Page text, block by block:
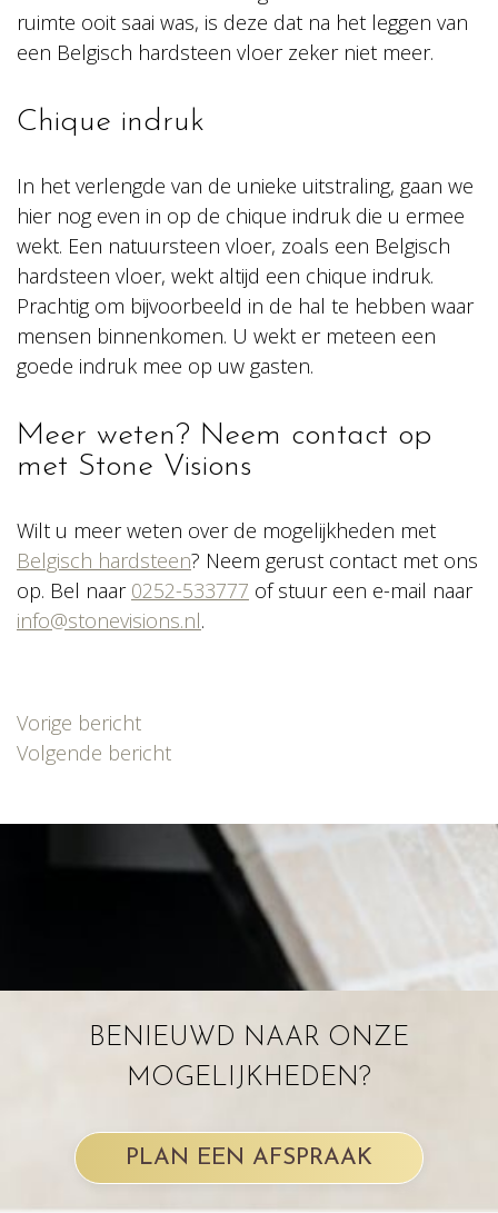
ruimte ooit saai was, is deze dat na het leggen van
een Belgisch hardsteen vloer zeker niet meer.
Chique indruk
In het verlengde van de unieke uitstraling, gaan we
hier nog even in op de chique indruk die u ermee
wekt. Een natuursteen vloer, zoals een Belgisch
hardsteen vloer, wekt altijd een chique indruk.
Prachtig om bijvoorbeeld in de hal te hebben waar
mensen binnenkomen. U wekt er meteen een
goede indruk mee op uw gasten.
Meer weten? Neem contact op
met Stone Visions
Wilt u meer weten over de mogelijkheden met
Belgisch hardsteen? Neem gerust contact met ons
op. Bel naar 0252-533777 of stuur een e-mail naar
info@stonevisions.nl.
Bericht
navigatie
Vorige bericht
Volgende bericht
BENIEUWD NAAR ONZE
MOGELIJKHEDEN?
PLAN EEN AFSPRAAK